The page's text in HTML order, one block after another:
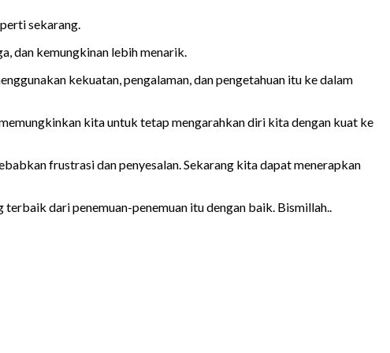
sekarang.
dan kemungkinan lebih menarik.
kekuatan, pengalaman, dan pengetahuan itu ke dalam
kita untuk tetap mengarahkan diri kita dengan kuat ke
frustrasi dan penyesalan. Sekarang kita dapat menerapkan
dari penemuan-penemuan itu dengan baik. Bismillah..